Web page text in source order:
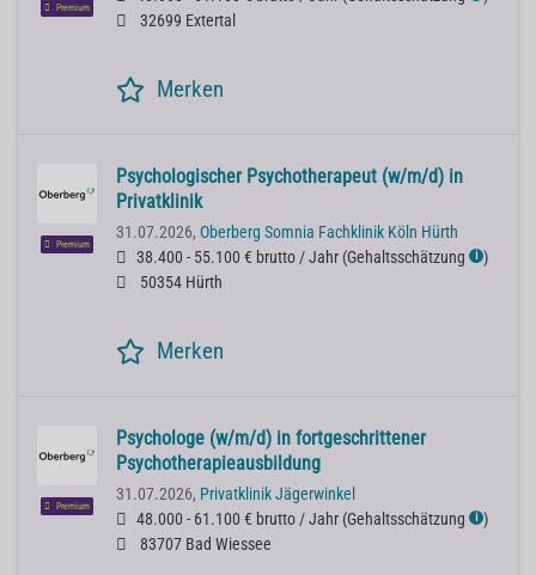
Premium
32699 Extertal
Merken
Premium
Psychologischer Psychotherapeut (w/m/d) in
Privatklinik
31.07.2026, Oberberg Somnia Fachklinik Köln Hürth
38.400 - 55.100 € brutto / Jahr (Gehaltsschätzung ℹ )
50354 Hürth
Merken
Premium
Psychologe (w/m/d) in fortgeschrittener
Psychotherapieausbildung
31.07.2026, Privatklinik Jägerwinkel
48.000 - 61.100 € brutto / Jahr (Gehaltsschätzung ℹ )
83707 Bad Wiessee